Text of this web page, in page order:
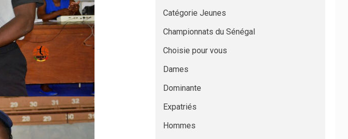
Catégorie Jeunes
Championnats du Sénégal
Choisie pour vous
Dames
Dominante
Expatriés
Hommes